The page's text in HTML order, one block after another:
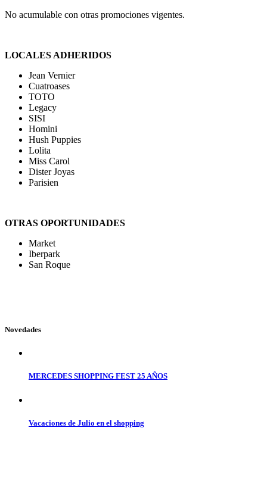
No acumulable con otras promociones vigentes.
LOCALES ADHERIDOS
Jean Vernier
Cuatroases
TOTO
Legacy
SISI
Homini
Hush Puppies
Lolita
Miss Carol
Dister Joyas
Parisien
OTRAS OPORTUNIDADES
Market
Iberpark
San Roque
Novedades
MERCEDES SHOPPING FEST 25 AÑOS
Vacaciones de Julio en el shopping